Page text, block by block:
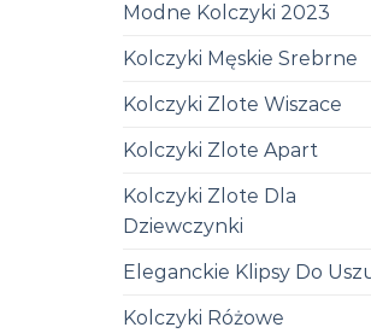
Modne Kolczyki 2023
Kolczyki Męskie Srebrne
Kolczyki Zlote Wiszace
Kolczyki Zlote Apart
Kolczyki Zlote Dla
Dziewczynki
Eleganckie Klipsy Do
Kolczyki Różowe